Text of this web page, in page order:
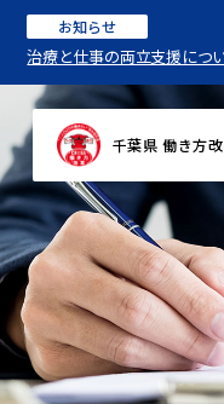
お知らせ
治療と仕事の両立支援につ
千葉県 働き方